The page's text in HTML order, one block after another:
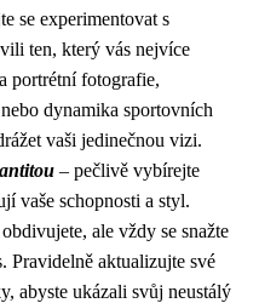
se experimentovat s
ten, který vás nejvíce
portrétní fotografie,
dynamika sportovních
vaši jedinečnou vizi.
– pečlivě vybírejte
vaše schopnosti a styl.
ale vždy se snažte
Pravidelně aktualizujte své
abyste ukázali svůj neustálý